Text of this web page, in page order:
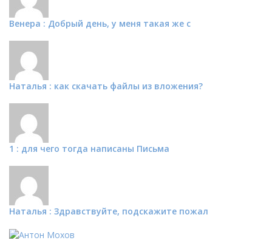
Венера : Добрый день, у меня такая же с
Наталья : как скачать файлы из вложения?
1 : для чего тогда написаны Письма
Наталья : Здравствуйте, подскажите пожал